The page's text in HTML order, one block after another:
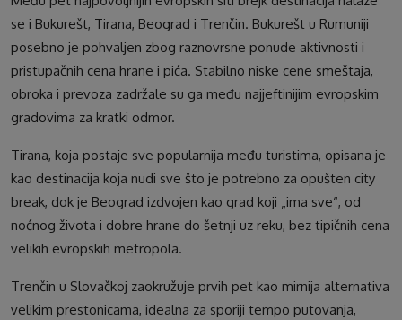
se i Bukurešt, Tirana, Beograd i Trenčin. Bukurešt u Rumuniji
posebno je pohvaljen zbog raznovrsne ponude aktivnosti i
pristupačnih cena hrane i pića. Stabilno niske cene smeštaja,
obroka i prevoza zadržale su ga među najjeftinijim evropskim
gradovima za kratki odmor.
Tirana, koja postaje sve popularnija među turistima, opisana je
kao destinacija koja nudi sve što je potrebno za opušten city
break, dok je Beograd izdvojen kao grad koji „ima sve“, od
noćnog života i dobre hrane do šetnji uz reku, bez tipičnih cena
velikih evropskih metropola.
Trenčin u Slovačkoj zaokružuje prvih pet kao mirnija alternativa
velikim prestonicama, idealna za sporiji tempo putovanja,